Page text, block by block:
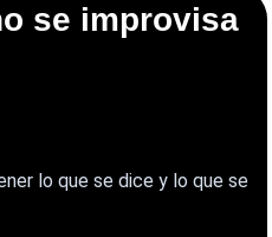
se improvisa
lo que se dice y lo que se